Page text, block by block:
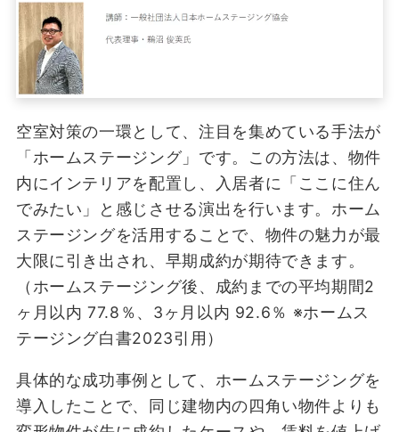
空室対策の一環として、注目を集めている手法が
「ホームステージング」です。この方法は、物件
内にインテリアを配置し、入居者に「ここに住ん
でみたい」と感じさせる演出を行います。ホーム
ステージングを活用することで、物件の魅力が最
大限に引き出され、早期成約が期待できます。
（ホームステージング後、成約までの平均期間2
ヶ月以内 77.8％、3ヶ月以内 92.6％ ※ホームス
テージング白書2023引用）
具体的な成功事例として、ホームステージングを
導入したことで、同じ建物内の四角い物件よりも